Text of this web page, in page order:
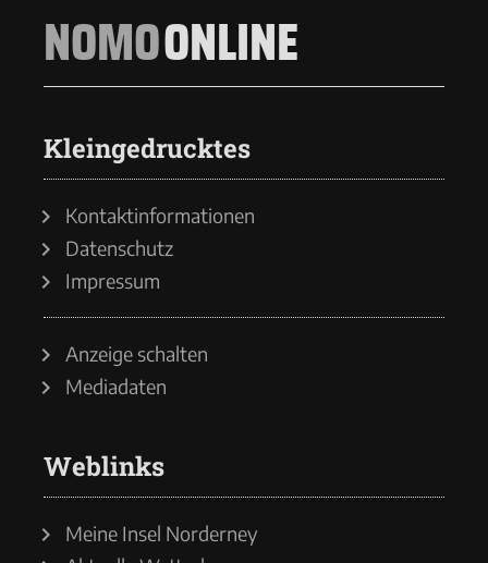
NOMOONLINE
Kleingedrucktes
Kontaktinformationen
Datenschutz
Impressum
Anzeige schalten
Mediadaten
Weblinks
Meine Insel Norderney